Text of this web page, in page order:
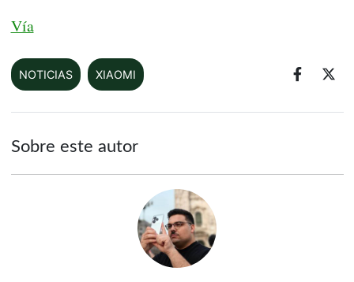
Vía
NOTICIAS XIAOMI
Sobre este autor